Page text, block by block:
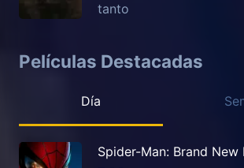
tanto
Películas Destacadas
Día
Spider-Man: Brand New